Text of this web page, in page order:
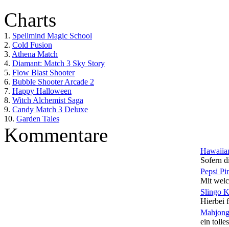
Charts
1. Spellmind Magic School
2. Cold Fusion
3. Athena Match
4. Diamant: Match 3 Sky Story
5. Flow Blast Shooter
6. Bubble Shooter Arcade 2
7. Happy Halloween
8. Witch Alchemist Saga
9. Candy Match 3 Deluxe
10. Garden Tales
Kommentare
Sofern
Pepsi
Mit
Slingo
Hierbei
ein